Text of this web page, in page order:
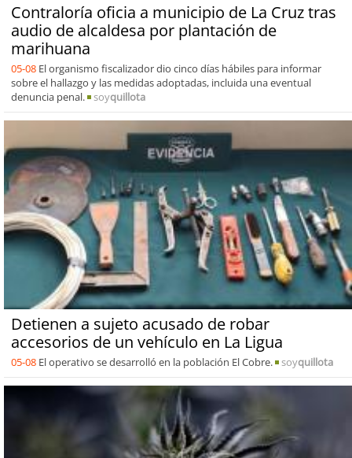
Contraloría oficia a municipio de La Cruz tras
audio de alcaldesa por plantación de
marihuana
05-08 El organismo fiscalizador dio cinco días hábiles para informar
sobre el hallazgo y las medidas adoptadas, incluida una eventual
denuncia penal.
soyquillota
Detienen a sujeto acusado de robar
accesorios de un vehículo en La Ligua
05-08 El operativo se desarrolló en la población El Cobre. soyquillota